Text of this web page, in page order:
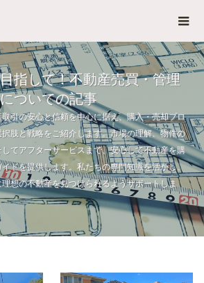
指して！不動産売買・管理
についての記事
引の安心と信頼を中心に据え、購入・売却プロ
肢と戦略をご紹介します。市場の理解、物件の
てアフターサービスまで、安心して不動産を購
ドを提供します。私たちの専門知識を活かし、
想の不動産を見つけられるようサポートしま